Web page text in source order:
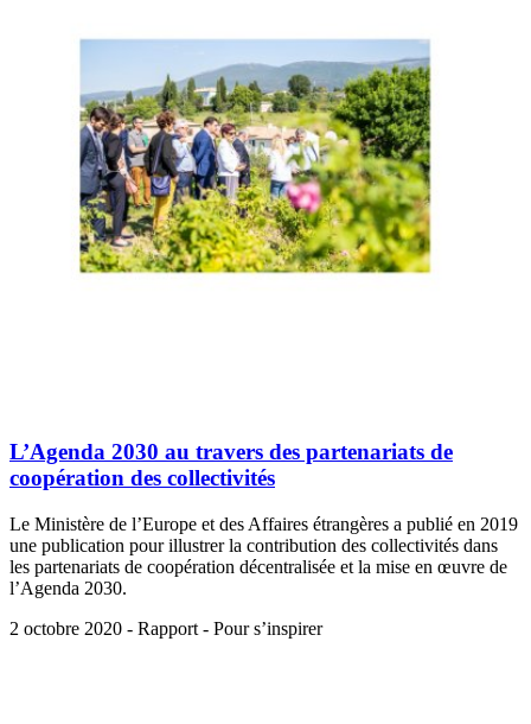
L’Agenda 2030 au travers des partenariats de
coopération des collectivités
Le Ministère de l’Europe et des Affaires étrangères a publié en 2019
une publication pour illustrer la contribution des collectivités dans
les partenariats de coopération décentralisée et la mise en œuvre de
l’Agenda 2030.
2 octobre 2020 - Rapport - Pour s’inspirer